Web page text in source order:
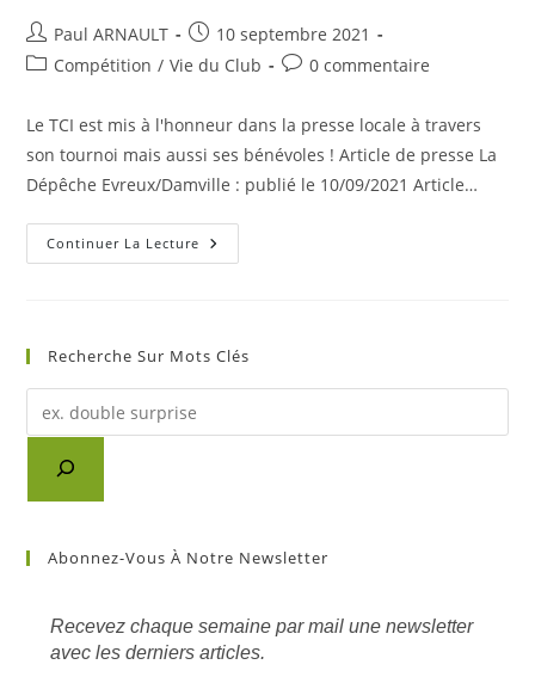
Auteur/autrice
de
Paul ARNAULT
Publication
publiée :
10 septembre 2021
PostCompétition / Vie du Club
Commentaires
la
publication :
0 commentaire
Le TCI est mis à l'honneur dans la presse locale à travers
son tournoi mais aussi ses bénévoles ! Article de presse La
Dépêche Evreux/Damville : publié le 10/09/2021 Article…
Continuer La Lecture Articles
De
Recherche Sur Mots Clés
Recherche
d'un
article
clésAbonnez-Vous À Notre Newsletter
Recevez chaque semaine par mail une newsletter
avec les derniers articles.